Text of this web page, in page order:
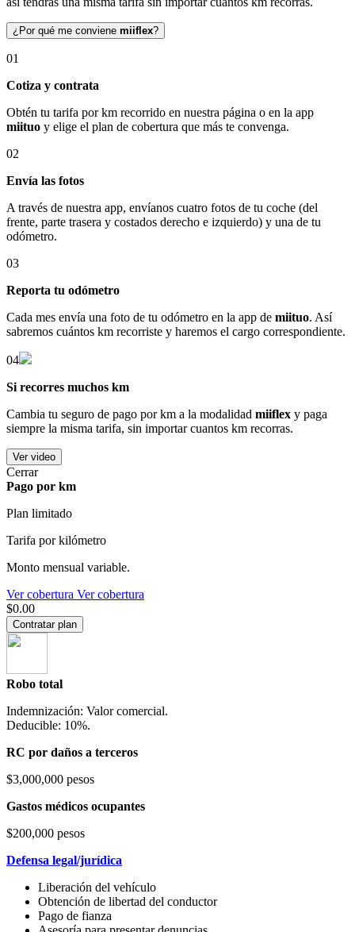
¿Por qué me conviene miiflex?
01
Cotiza y contrata
Obtén tu tarifa por km recorrido en nuestra página o en la app
miituo y elige el plan de cobertura que más te convenga.
02
Envía las fotos
A través de nuestra app, envíanos cuatro fotos de tu coche (del
frente, parte trasera y costados derecho e izquierdo) y una de tu
odómetro.
03
Reporta tu odómetro
Cada mes envía una foto de tu odómetro en la app de miituo. Así
sabremos cuántos km recorriste y haremos el cargo correspondiente.
04
Si recorres muchos km
Cambia tu seguro de pago por km a la modalidad miiflex y paga
siempre la misma tarifa, sin importar cuantos km recorras.
Ver video
Cerrar
Pago por km
Plan limitado
Tarifa por kilómetro
Monto mensual variable.
Ver cobertura Ver cobertura
$0.00
Contratar plan
Robo total
Indemnización: Valor comercial.
Deducible: 10%.
RC por daños a terceros
$3,000,000 pesos
Gastos médicos ocupantes
$200,000 pesos
Defensa legal/jurídica
Liberación del vehículo
Obtención de libertad del conductor
Pago de fianza